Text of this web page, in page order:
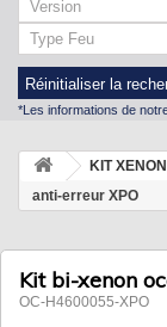
Réinitialiser la
*Les informations de
KIT
anti-erreur XPO
Kit bi-xenon
OC-H4600055-XPO